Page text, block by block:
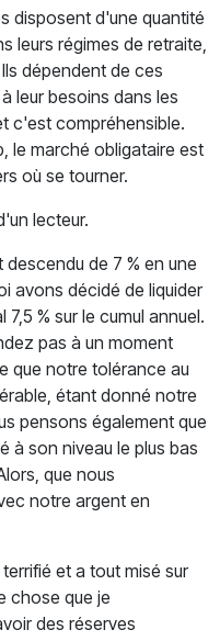
disposent d'une quantité
leurs régimes de retraite,
dépendent de ces
à leur besoins dans les
c'est compréhensible.
le marché obligataire est
où se tourner.
lecteur.
de 7 % en une
avons décidé de liquider
% sur le cumul annuel.
pas à un moment
que notre tolérance au
étant donné notre
pensons également que
à son niveau le plus bas
que nous
notre argent en
et a tout misé sur
chose que je
des réserves